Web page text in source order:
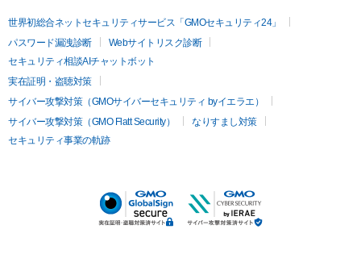
世界初総合ネットセキュリティサービス「GMOセキュリティ24」
パスワード漏洩診断
Webサイトリスク診断
セキュリティ相談AIチャットボット
実在証明・盗聴対策
サイバー攻撃対策（GMOサイバーセキュリティ byイエラエ）
サイバー攻撃対策（GMO Flatt Security）
なりすまし対策
セキュリティ事業の軌跡